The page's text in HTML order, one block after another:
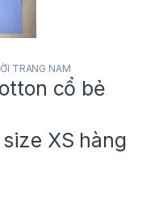
TRANG NAM
cổ bẻ
XS hàng